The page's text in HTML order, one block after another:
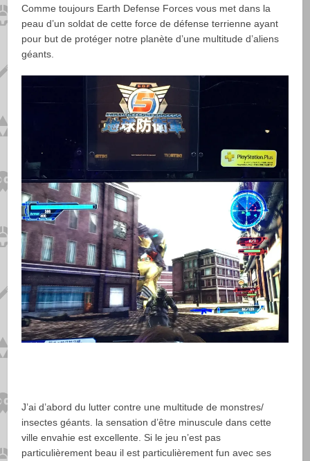
Comme toujours Earth Defense Forces vous met dans la
peau d’un soldat de cette force de défense terrienne ayant
pour but de protéger notre planète d’une multitude d’aliens
géants.
J’ai d’abord du lutter contre une multitude de monstres/
insectes géants. la sensation d’être minuscule dans cette
ville envahie est excellente. Si le jeu n’est pas
particulièrement beau il est particulièrement fun avec ses